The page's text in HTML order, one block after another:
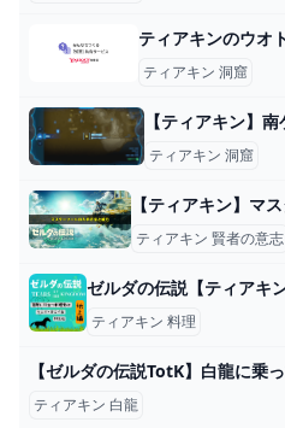
ティアキン 洞窟
ティアキン 洞窟
ティアキン 賢者の意志
ティアキン 料理
ティアキン 白龍